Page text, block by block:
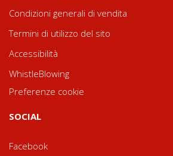
Condizioni generali di vendita
Termini di utilizzo del sito
Accessibilità
WhistleBlowing
Preferenze cookie
SOCIAL
Facebook